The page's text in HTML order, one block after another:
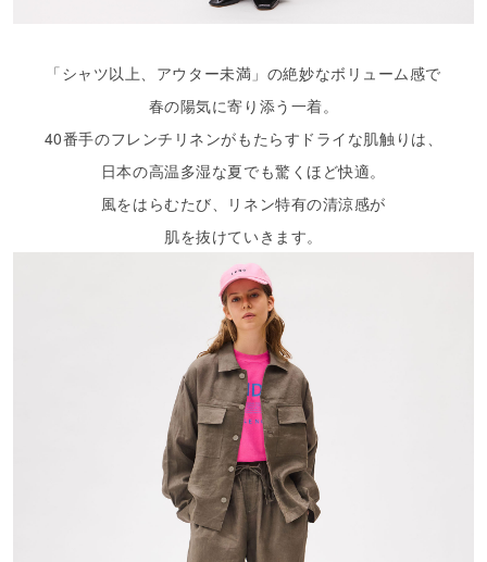
「シャツ以上、アウター未満」の絶妙なボリューム感で
春の陽気に寄り添う一着。
40番手のフレンチリネンがもたらすドライな肌触りは、
日本の高温多湿な夏でも驚くほど快適。
風をはらむたび、リネン特有の清涼感が
肌を抜けていきます。